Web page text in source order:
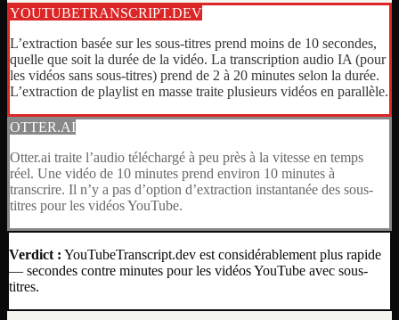
YOUTUBETRANSCRIPT.DEV
L’extraction basée sur les sous-titres prend moins de 10 secondes,
quelle que soit la durée de la vidéo. La transcription audio IA (pour
les vidéos sans sous-titres) prend de 2 à 20 minutes selon la durée.
L’extraction de playlist en masse traite plusieurs vidéos en parallèle.
OTTER.AI
Otter.ai traite l’audio téléchargé à peu près à la vitesse en temps
réel. Une vidéo de 10 minutes prend environ 10 minutes à
transcrire. Il n’y a pas d’option d’extraction instantanée des sous-
titres pour les vidéos YouTube.
Verdict : YouTubeTranscript.dev est considérablement plus rapide
— secondes contre minutes pour les vidéos YouTube avec sous-
titres.